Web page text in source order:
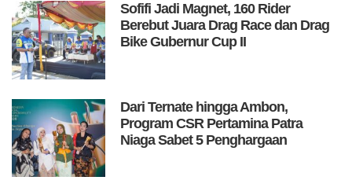
Sofifi Jadi Magnet, 160 Rider
Berebut Juara Drag Race dan Drag
Bike Gubernur Cup II
Dari Ternate hingga Ambon,
Program CSR Pertamina Patra
Niaga Sabet 5 Penghargaan